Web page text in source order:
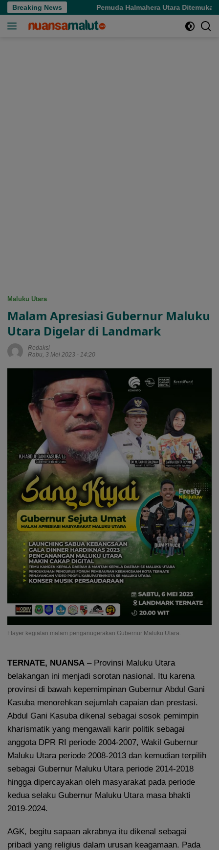
Langsung
ke
Breaking News
2026 Pemuda Halmahera Utara Ditemukan Meninggal
Maluku Utara
Malam Apresiasi Gubernur Maluku
Utara Digelar di Landmark
Redaksi
Rabu, 3 Mei 2023 - 14:20
Flayer kegiatan malam penganugerakan Gubernur Maluku Utara.
TERNATE, NUANSA – Provinsi Maluku Utara
belakangan ini menjadi sorotan nasional. Itu karena
provinsi di bawah kepemimpinan Gubernur Abdul Gani
Kasuba menorehkan sejumlah capaian dan prestasi.
Abdul Gani Kasuba dikenal sebagai sosok pemimpin
kharismatik yang mengawali karir politik sebagai
anggota DPR RI periode 2004-2007, Wakil Gubernur
Maluku Utara periode 2008-2013 dan kemudian terpilih
sebagai Gubernur Maluku Utara periode 2014-2018
hingga dipercayakan oleh masyarakat pada periode
kedua selaku Gubernur Maluku Utara masa bhakti
2019-2024.
AGK, begitu sapaan akrabnya itu dikenal sebagai
pribadi yang religius dalam urusan keagamaan. Pada